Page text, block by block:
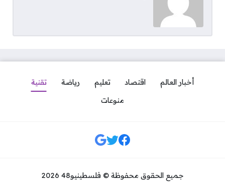
أخبار العالم اقتصاد تعليم رياضة
تقنية
منوعات
مواقع التواصل
جميع الحقوق محفوظة © فلسطينيو48 2026